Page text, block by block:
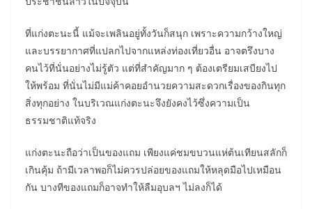
ที่แก่งตะนะนี้ แม้จะเพลินอยู่ทั้งวันก็สนุก เพราะความกว้างใหญ่
และบรรยากาศที่แปลกไปจากแหล่งท่องเที่ยวอื่น อาจตรึงบาง
คนไว้ที่นั่นอย่างไม่รู้ตัว แต่ที่สำคัญมาก ๆ ต้องเตรียมเสบียงไป
ให้พร้อม ที่นั่นไม่มีแม่ค้าคอยอำนวยความสะดวกเรื่องของกินทุก
สิ่งทุกอย่าง ในบริเวณแก่งตะนะจึงยังคงไว้ซึ่งความเป็น
ธรรมชาติแท้จริง
แก่งตะนะถือว่าเป็นของแถม เพียงแค่ชมขบวนแห่ต้นเทียนสลักก็
เกินคุ้ม ถ้ามีเวลาพอก็ไม่ควรปล่อยของแถมให้หลุดมือไปเหมือน
กัน บางทีของแถมก็อาจทำให้ลืมอุบลฯ ไม่ลงก็ได้